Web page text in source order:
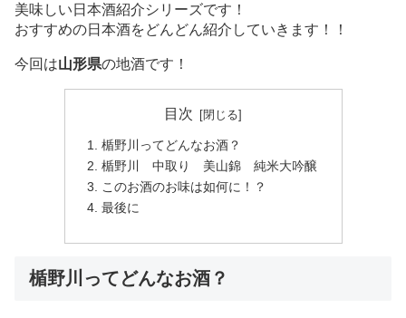
美味しい日本酒紹介シリーズです！
おすすめの日本酒をどんどん紹介していきます！！
今回は山形県の地酒です！
目次
楯野川ってどんなお酒？
楯野川 中取り 美山錦 純米大吟醸
このお酒のお味は如何に！？
最後に
楯野川ってどんなお酒？